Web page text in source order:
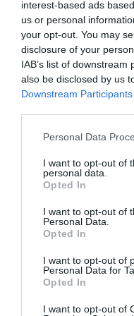
interest-based ads
us or personal
your opt-out. You may
disclosure of your
IAB’s list of
also be disclosed by us
Downstream Participants
Personal Data
I want to opt-out of
personal data.
Opted In
I want to opt-out of
Personal Data.
Opted In
I want to opt-out of
Personal Data for
Opted In
I want to opt-out of
φαγητό. Όπως
Matthew Badgett, ο
ελαφρύ προτού
μπορώ να
περισσότερο».
Όλα τα παραπάνω
που είναι η
παιδιών1-4 ετών
στις ηλικίες5-14,
Κέντρο Ελέγχου
(CDC). Αιτίες που
πνιγμό είναι